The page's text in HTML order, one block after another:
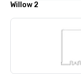
Willow 2